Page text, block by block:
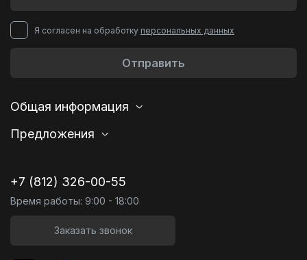
Я согласен на обработку персональных данных
Отправить
Общая информация
Предложения
+7 (812) 326-00-55
Время работы: 9:00 - 18:00
Заказать звонок